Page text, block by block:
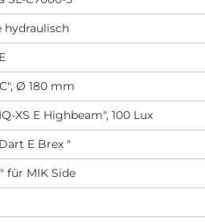
hydraulisch
Ø 180 mm
XS E Highbeam", 100 Lux
E Brex "
für MIK Side